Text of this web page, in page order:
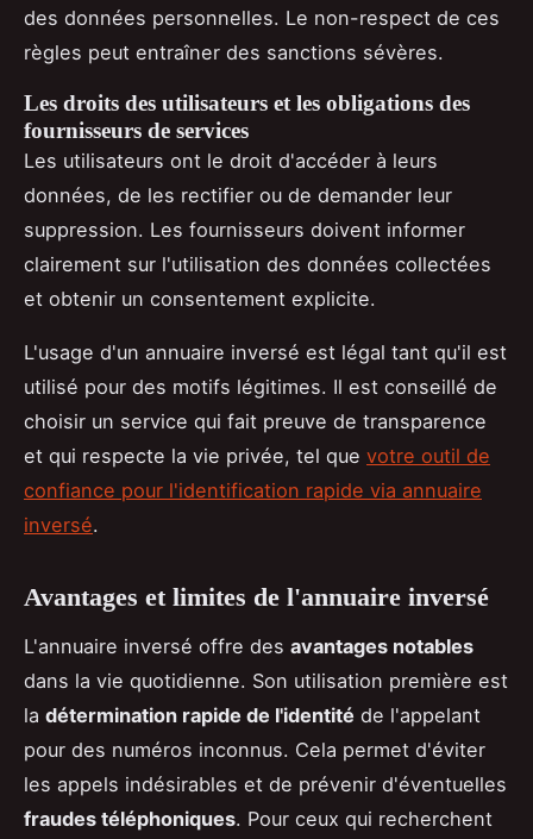
des données personnelles. Le non-respect de ces
règles peut entraîner des sanctions sévères.
Les droits des utilisateurs et les obligations des
fournisseurs de services
Les utilisateurs ont le droit d'accéder à leurs
données, de les rectifier ou de demander leur
suppression. Les fournisseurs doivent informer
clairement sur l'utilisation des données collectées
et obtenir un consentement explicite.
L'usage d'un annuaire inversé est légal tant qu'il est
utilisé pour des motifs légitimes. Il est conseillé de
choisir un service qui fait preuve de transparence
et qui respecte la vie privée, tel que votre outil de
confiance pour l'identification rapide via annuaire
inversé.
Avantages et limites de l'annuaire inversé
L'annuaire inversé offre des avantages notables
dans la vie quotidienne. Son utilisation première est
la détermination rapide de l'identité de l'appelant
pour des numéros inconnus. Cela permet d'éviter
les appels indésirables et de prévenir d'éventuelles
fraudes téléphoniques. Pour ceux qui recherchent